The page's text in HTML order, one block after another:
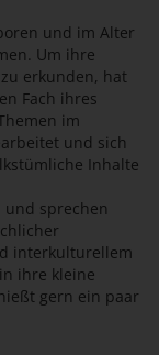
und im Alter
Um ihre
erkunden, hat
Fach ihres
im
und sich
Inhalte
sprechen
interkulturellem
ihre kleine
gern ein paar